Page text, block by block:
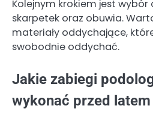
Kolejnym krokiem jest
skarpetek oraz obuwia.
materiały oddychające,
swobodnie oddychać.
Jakie zabiegi
wykonać przed latem